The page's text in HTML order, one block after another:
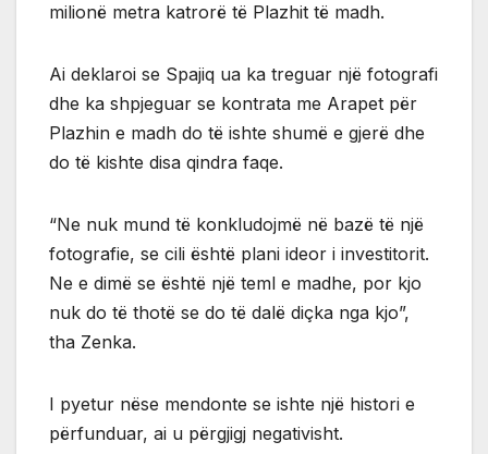
milionë metra katrorë të Plazhit të madh.
Ai deklaroi se Spajiq ua ka treguar një fotografi
dhe ka shpjeguar se kontrata me Arapet për
Plazhin e madh do të ishte shumë e gjerë dhe
do të kishte disa qindra faqe.
“Ne nuk mund të konkludojmë në bazë të një
fotografie, se cili është plani ideor i investitorit.
Ne e dimë se është një teml e madhe, por kjo
nuk do të thotë se do të dalë diçka nga kjo”,
tha Zenka.
I pyetur nëse mendonte se ishte një histori e
përfunduar, ai u përgjigj negativisht.